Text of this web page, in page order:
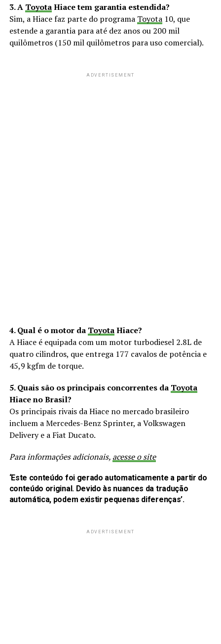
3. A ToyotaHiace tem garantia estendida?
Sim, a Hiace faz parte do programa Toyota10, que
estende a garantia para até dez anos ou 200 mil
quilômetros (150 mil quilômetros para uso comercial).
ADVERTISEMENT
4. Qual é o motor da ToyotaHiace?
A Hiace é equipada com um motor turbodiesel 2.8L de
quatro cilindros, que entrega 177 cavalos de potência e
45,9 kgfm de torque.
5. Quais são os principais concorrentes da Toyota
Hiace no Brasil?
Os principais rivais da Hiace no mercado brasileiro
incluem a Mercedes-Benz Sprinter, a Volkswagen
Delivery e a Fiat Ducato.
Para informações adicionais, acesse o site
‘Este conteúdo foi gerado automaticamente a partir do
conteúdo original. Devido às nuances da tradução
automática, podem existir pequenas diferenças’.
ADVERTISEMENT